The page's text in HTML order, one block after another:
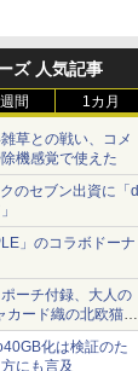
ズ 人気記事
間 1カ月
草との戦い、コメ
機感覚で使えた
のセブン出資に「d
」のコラボドーナ
ーチ付録、大人の
カード織の北欧猫デ
化は検証のた
にも言及